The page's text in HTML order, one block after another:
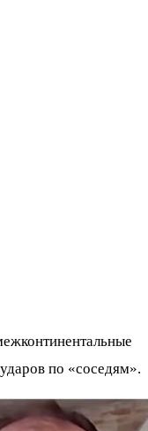
по «соседям».